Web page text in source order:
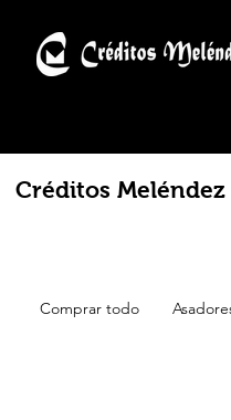
Créditos Meléndez
Comprar todo